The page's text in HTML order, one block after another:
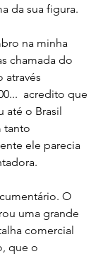
da sua figura.
na minha
chamada do
através
acredito que
até o Brasil
tanto
ele parecia
O
uma grande
comercial
que o